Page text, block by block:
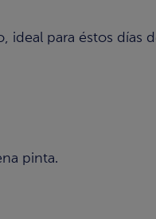
para éstos días
pinta.